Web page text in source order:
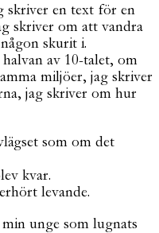
skriver en text för en
skriver om att vandra
skurit i.
av 10-talet, om
miljöer, jag skriver
jag skriver om hur
som om det
kvar.
levande.
unge som lugnats